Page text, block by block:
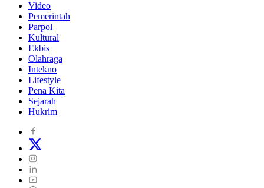
Video
Pemerintah
Parpol
Kultural
Ekbis
Olahraga
Intekno
Lifestyle
Pena Kita
Sejarah
Hukrim